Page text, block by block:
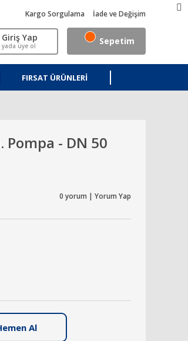
Kargo Sorgulama İade ve Değişim
Giriş Yap
yada üye ol Sepetim
FIRSAT ÜRÜNLERI
Pompa - DN 50
0 yorum | Yorum Yap
Al